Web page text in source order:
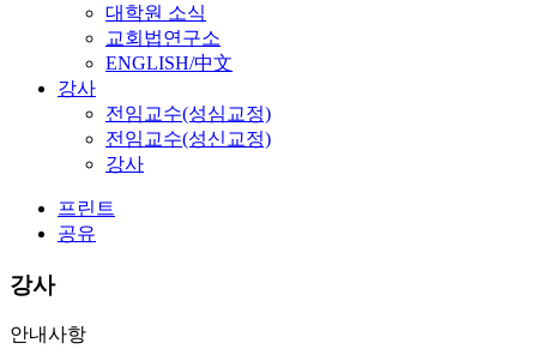
대학원 소식
교회법연구소
ENGLISH/中文
강사
전임교수(성심교정)
전임교수(성신교정)
강사
프린트
공유
강사
안내사항